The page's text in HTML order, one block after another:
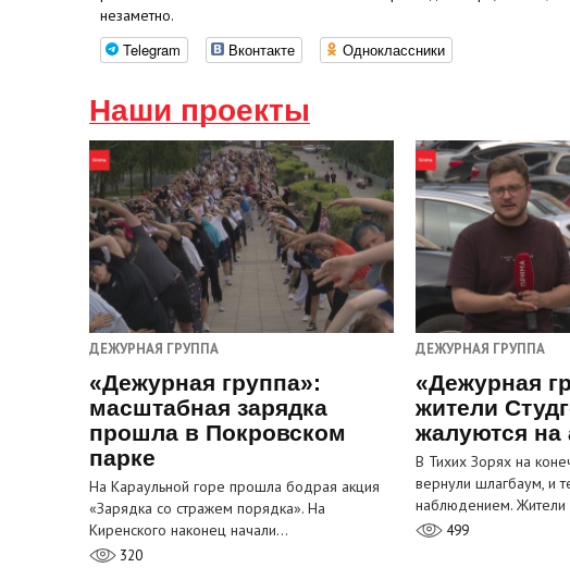
незаметно.
Telegram Вконтакте Одноклассники
Наши проекты
ДЕЖУРНАЯ ГРУППА
«Дежурная группа»:
масштабная зарядка
прошла в Покровском
парке
На Караульной горе прошла бодрая акция
«Зарядка со стражем порядка». На
Киренского наконец начали…
320
ДЕЖУРНАЯ ГРУППА
«Дежурная
жители
жалуются на
В Тихих Зорях на
вернули шлагбаум, и
наблюдением.
499